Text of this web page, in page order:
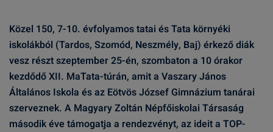
Közel 150, 7-10. évfolyamos tatai és Tata környéki
iskolákból (Tardos, Szomód, Neszmély, Baj) érkező diák
vesz részt szeptember 25-én, szombaton a 10 órakor
kezdődő XII. MaTata-túrán, amit a Vaszary János
Általános Iskola és az Eötvös József Gimnázium tanárai
szerveznek. A Magyary Zoltán Népfőiskolai Társaság
második éve támogatja a rendezvényt, az ideit a TOP-